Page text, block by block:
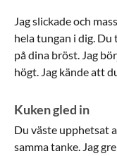
Jag slickade och
hela tungan i dig. Du
på dina bröst. Jag
högt. Jag kände att
Kuken gled in
Du väste upphetsat
samma tanke. Jag